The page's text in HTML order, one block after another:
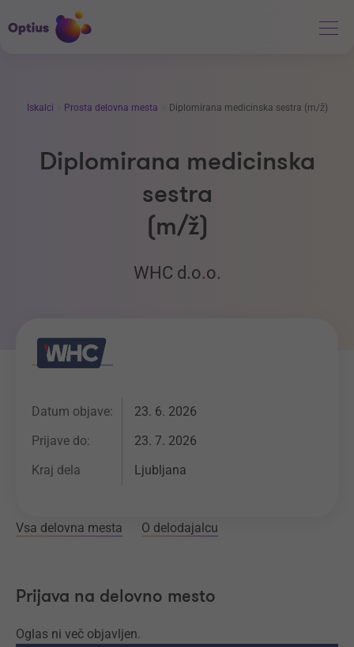
Iskalci Prosta delovna mesta Diplomirana medicinska sestra (m/ž)
Diplomirana medicinska
sestra
(m/ž)
WHC d.o.o.
Datum objave:
23. 6. 2026
Prijave do:
23. 7. 2026
Kraj dela
Ljubljana
Vsa delovna mesta O delodajalcu
Prijava na delovno mesto
Oglas ni več objavljen.